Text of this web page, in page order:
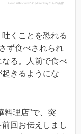
くことを恐れる
ず食べされられ
る。人前で食べ
きるようにな
料理店”で、突
回お伝えしまし